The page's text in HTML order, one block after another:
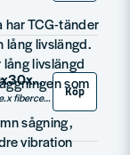
Bosch Cirkelsågsklinga 210x30x2,2mm 6T EXPERT FOR FIBER CEMENT
Bosch 210mm sågklinga för sågning i t.e.x fibercement. Köp
har TCG-tänder
lång livslängd.
livslängd
som
sågning,
vibration